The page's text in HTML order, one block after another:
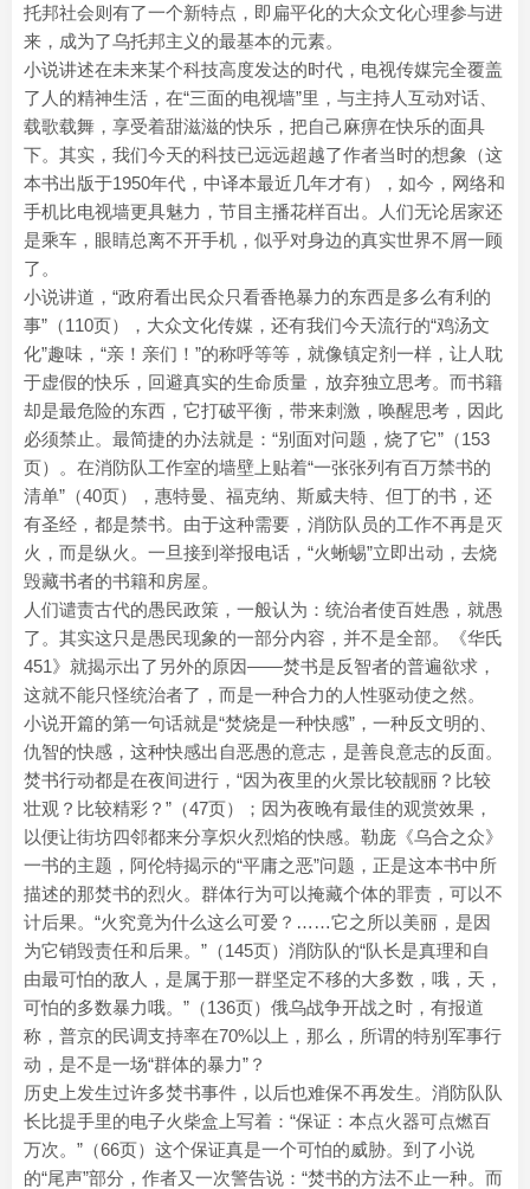
托邦社会则有了一个新特点，即扁平化的大众文化心理参与进
来，成为了乌托邦主义的最基本的元素。
小说讲述在未来某个科技高度发达的时代，电视传媒完全覆盖
了人的精神生活，在“三面的电视墙”里，与主持人互动对话、
载歌载舞，享受着甜滋滋的快乐，把自己麻痹在快乐的面具
下。其实，我们今天的科技已远远超越了作者当时的想象（这
本书出版于1950年代，中译本最近几年才有），如今，网络和
手机比电视墙更具魅力，节目主播花样百出。人们无论居家还
是乘车，眼睛总离不开手机，似乎对身边的真实世界不屑一顾
了。
小说讲道，“政府看出民众只看香艳暴力的东西是多么有利的
事”（110页），大众文化传媒，还有我们今天流行的“鸡汤文
化”趣味，“亲！亲们！”的称呼等等，就像镇定剂一样，让人耽
于虚假的快乐，回避真实的生命质量，放弃独立思考。而书籍
却是最危险的东西，它打破平衡，带来刺激，唤醒思考，因此
必须禁止。最简捷的办法就是：“别面对问题，烧了它”（153
页）。在消防队工作室的墙壁上贴着“一张张列有百万禁书的
清单”（40页），惠特曼、福克纳、斯威夫特、但丁的书，还
有圣经，都是禁书。由于这种需要，消防队员的工作不再是灭
火，而是纵火。一旦接到举报电话，“火蜥蜴”立即出动，去烧
毁藏书者的书籍和房屋。
人们谴责古代的愚民政策，一般认为：统治者使百姓愚，就愚
了。其实这只是愚民现象的一部分内容，并不是全部。《华氏
451》就揭示出了另外的原因——焚书是反智者的普遍欲求，
这就不能只怪统治者了，而是一种合力的人性驱动使之然。
小说开篇的第一句话就是“焚烧是一种快感”，一种反文明的、
仇智的快感，这种快感出自恶愚的意志，是善良意志的反面。
焚书行动都是在夜间进行，“因为夜里的火景比较靓丽？比较
壮观？比较精彩？”（47页）；因为夜晚有最佳的观赏效果，
以便让街坊四邻都来分享炽火烈焰的快感。勒庞《乌合之众》
一书的主题，阿伦特揭示的“平庸之恶”问题，正是这本书中所
描述的那焚书的烈火。群体行为可以掩藏个体的罪责，可以不
计后果。“火究竟为什么这么可爱？……它之所以美丽，是因
为它销毁责任和后果。”（145页）消防队的“队长是真理和自
由最可怕的敌人，是属于那一群坚定不移的大多数，哦，天，
可怕的多数暴力哦。”（136页）俄乌战争开战之时，有报道
称，普京的民调支持率在70%以上，那么，所谓的特别军事行
动，是不是一场“群体的暴力”？
历史上发生过许多焚书事件，以后也难保不再发生。消防队队
长比提手里的电子火柴盒上写着：“保证：本点火器可点燃百
万次。”（66页）这个保证真是一个可怕的威胁。到了小说
的“尾声”部分，作者又一次警告说：“焚书的方法不止一种。而